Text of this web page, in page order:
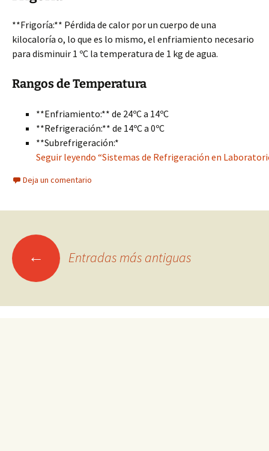
**Frigoría:** Pérdida de calor por un cuerpo de una
kilocaloría o, lo que es lo mismo, el enfriamiento necesario
para disminuir 1 ºC la temperatura de 1 kg de agua.
Rangos de Temperatura
**Enfriamiento:** de 24ºC a 14ºC
**Refrigeración:** de 14ºC a 0ºC
**Subrefrigeración:*
Seguir leyendo “Sistemas de Refrigeración en
Deja un comentario
Ir ← Entradas más antiguas